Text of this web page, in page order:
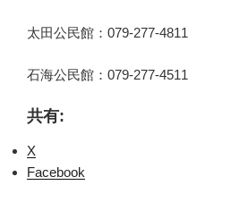
太田公民館：079-277-4811
石海公民館：079-277-4511
共有:
X
Facebook